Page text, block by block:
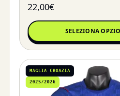
22,00€
SELEZIONA
MAGLIA CROAZIA
2025/2026